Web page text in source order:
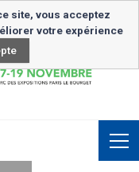
Newsletter
site, vous acceptez
votre expérience